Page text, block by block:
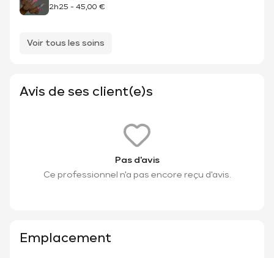
2h25 - 45,00 €
Voir tous les soins
Avis de ses client(e)s
Pas d'avis
Ce professionnel n'a pas encore reçu d'avis.
Emplacement